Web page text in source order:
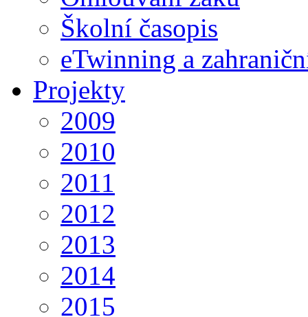
Školní časopis
eTwinning a
Projekty
2009
2010
2011
2012
2013
2014
2015